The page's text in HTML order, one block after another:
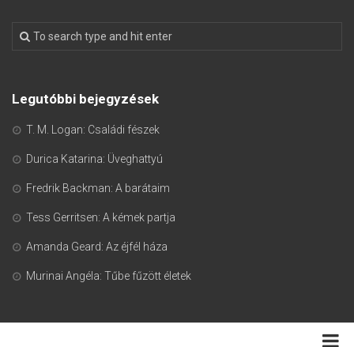
Legutóbbi bejegyzések
T. M. Logan: Családi fészek
Durica Katarina: Üveghattyú
Fredrik Backman: A barátaim
Tess Gerritsen: A kémek partja
Amanda Geard: Az éjfél háza
Murinai Angéla: Tűbe fűzött életek